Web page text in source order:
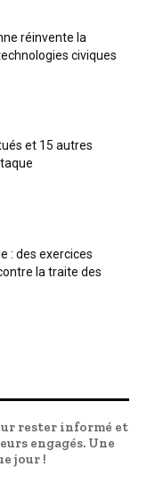
réinvente la
civiques
et 15 autres
: des exercices
la traite des
rester informé et
engagés. Une
jour !